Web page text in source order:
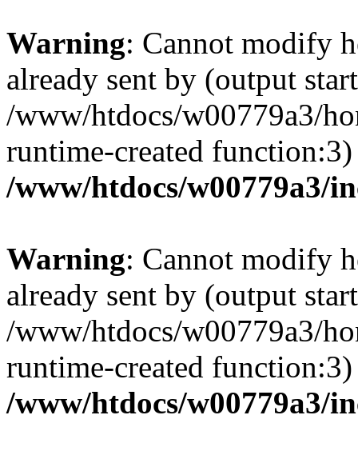
Warning: Cannot modify
already sent by (output
/www/htdocs/w00779a3/
runtime-created
/www/htdocs/w00779a3/
Warning: Cannot modify
already sent by (output
/www/htdocs/w00779a3/
runtime-created
/www/htdocs/w00779a3/